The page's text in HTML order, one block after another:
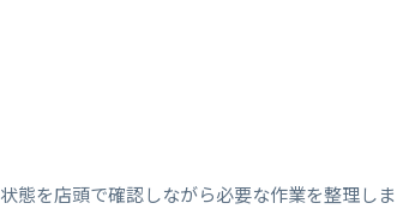
態を店頭で確認しながら必要な作業を整理しま